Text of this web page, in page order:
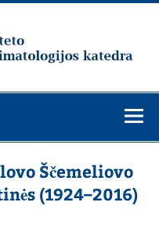
Hidrologijos ir
katedra
Ščemeliovo
(1924–2016)